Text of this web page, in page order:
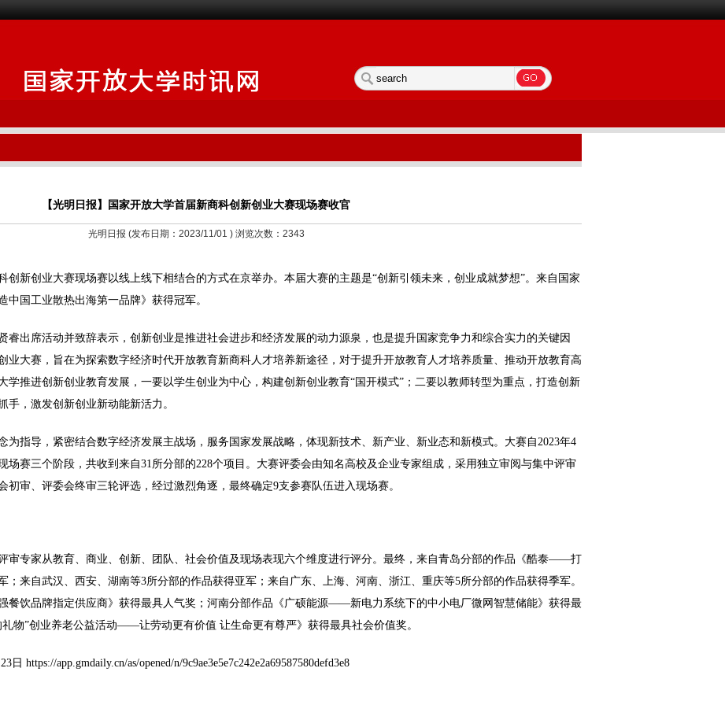
【光明日报】国家开放大学首届新商科创新创业大赛现场赛收官
光明日报 (发布日期：2023/11/01 ) 浏览次数： 2343
创新创业大赛现场赛以线上线下相结合的方式在京举办。本届大赛的主题是“创新引领未来，创业成就梦想”。来自国家
国工业散热出海第一品牌》获得冠军。
睿出席活动并致辞表示，创新创业是推进社会进步和经济发展的动力源泉，也是提升国家竞争力和综合实力的关键因
业大赛，旨在为探索数字经济时代开放教育新商科人才培养新途径，对于提升开放教育人才培养质量、推动开放教育高
学推进创新创业教育发展，一要以学生创业为中心，构建创新创业教育“国开模式”；二要以教师转型为重点，打造创新
，激发创新创业新动能新活力。
为指导，紧密结合数字经济发展主战场，服务国家发展战略，体现新技术、新产业、新业态和新模式。大赛自2023年4
场赛三个阶段，共收到来自31所分部的228个项目。大赛评委会由知名高校及企业专家组成，采用独立审阅与集中评审
审、评委会终审三轮评选，经过激烈角逐，最终确定9支参赛队伍进入现场赛。
审专家从教育、商业、创新、团队、社会价值及现场表现六个维度进行评分。最终，来自青岛分部的作品《酷泰——打
；来自武汉、西安、湖南等3所分部的作品获得亚军；来自广东、上海、河南、浙江、重庆等5所分部的作品获得季军。
饮品牌指定供应商》获得最具人气奖；河南分部作品《广硕能源——新电力系统下的中小电厂微网智慧储能》获得最
物”创业养老公益活动——让劳动更有价值 让生命更有尊严》获得最具社会价值奖。
https://app.gmdaily.cn/as/opened/n/9c9ae3e5e7c242e2a69587580defd3e8